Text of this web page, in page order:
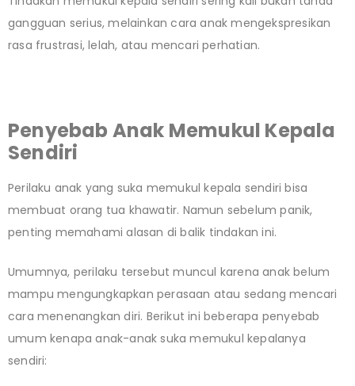
gangguan serius, melainkan cara anak mengekspresikan
rasa frustrasi, lelah, atau mencari perhatian.
Penyebab Anak Memukul Kepala
Sendiri
Perilaku anak yang suka memukul kepala sendiri bisa
membuat orang tua khawatir. Namun sebelum panik,
penting memahami alasan di balik tindakan ini.
Umumnya, perilaku tersebut muncul karena anak belum
mampu mengungkapkan perasaan atau sedang mencari
cara menenangkan diri. Berikut ini beberapa penyebab
umum kenapa anak-anak suka memukul kepalanya
sendiri: